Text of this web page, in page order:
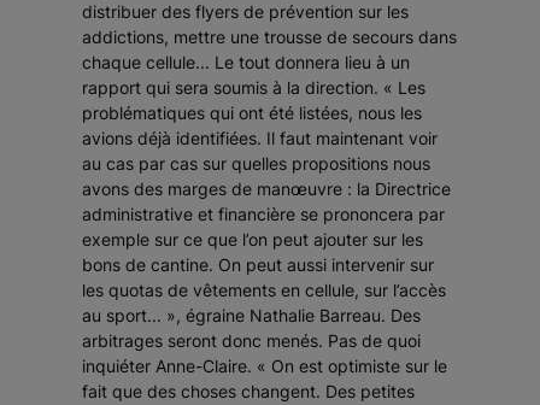
distribuer des flyers de prévention sur les
addictions, mettre une trousse de secours dans
chaque cellule... Le tout donnera lieu à un
rapport qui sera soumis à la direction. « Les
problématiques qui ont été listées, nous les
avions déjà identifiées. Il faut maintenant voir
au cas par cas sur quelles propositions nous
avons des marges de manœuvre : la Directrice
administrative et financière se prononcera par
exemple sur ce que l’on peut ajouter sur les
bons de cantine. On peut aussi intervenir sur
les quotas de vêtements en cellule, sur l’accès
au sport... », égraine Nathalie Barreau. Des
arbitrages seront donc menés. Pas de quoi
inquiéter Anne-Claire. « On est optimiste sur le
fait que des choses changent. Des petites